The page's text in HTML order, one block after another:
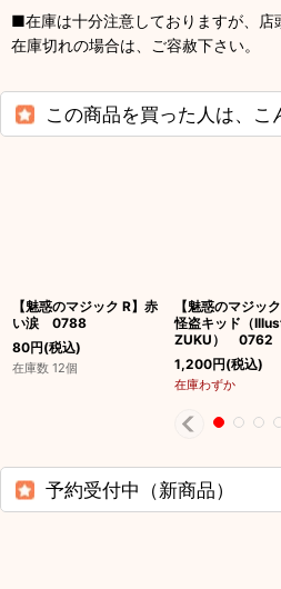
■在庫は十分注意しておりますが、店
在庫切れの場合は、ご容赦下さい。
この商品を買った人は、
【魅惑のマジック R】赤
い涙 0788
80円(税込)
在庫数 12個
【魅惑のマジック
怪盗キッド（
ZUKU） 0762
1,200円(税込)
在庫わずか
予約受付中（新商品）